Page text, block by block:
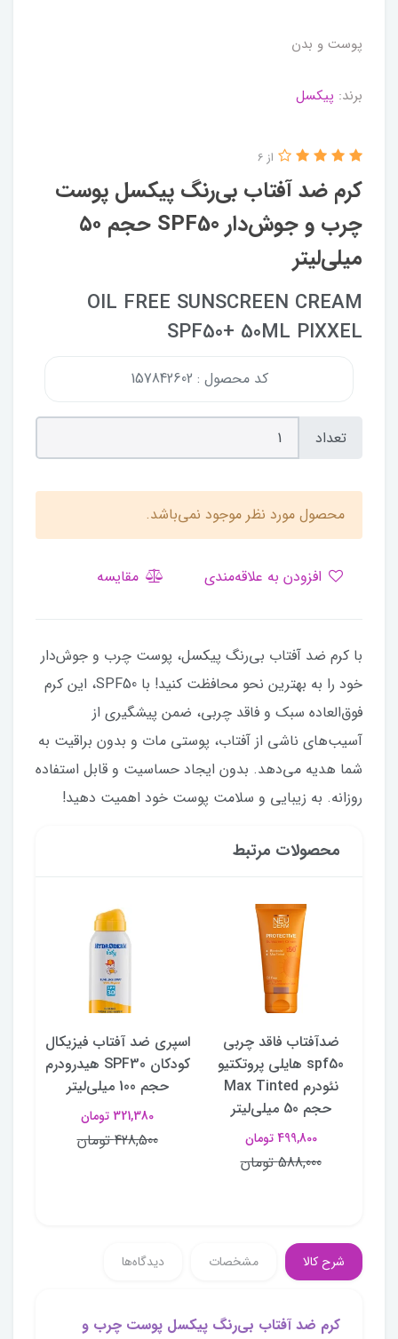
پوست و بدن
برند: پیکسل
کرم ضد آفتاب بی‌رنگ پیکسل پوست
چرب و جوش‌دار SPF50 حجم ۵۰
میلی‌لیتر
از 6
OIL FREE SUNSCREEN CREAM
SPF50+ 50ML PIXXEL
کد محصول : 157842602
تعداد
محصول مورد نظر موجود نمی‌باشد.
مقایسه
با کرم ضد آفتاب بی‌رنگ پیکسل، پوست چرب و جوش‌دار
خود را به بهترین نحو محافظت کنید! با SPF50، این کرم
فوق‌العاده سبک و فاقد چربی، ضمن پیشگیری از
آسیب‌های ناشی از آفتاب، پوستی مات و بدون براقیت به
شما هدیه می‌دهد. بدون ایجاد حساسیت و قابل استفاده
روزانه. به زیبایی و سلامت پوست خود اهمیت دهید!
محصولات مرتبط
ضدآفتاب فاقد چربی
spf50 هایلی پروتکتیو
نئودرم Max Tinted
حجم 50 میلی‌لیتر
499,800 تومان
588,000 تومان
اسپری ضد آفتاب فیزیکال
کودکان SPF30 هیدرودرم
حجم 100 میلی‌لیتر
321,380 تومان
428,500 تومان
شرح کالا مشخصات دیدگاه‌ها
کرم ضد آفتاب بی‌رنگ پیکسل پوست چرب و